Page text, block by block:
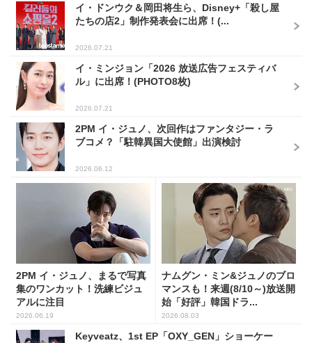
イ・ドンウク＆岡田将生ら、Disney+「殺し屋
たちの店2」制作発表会に出席！(...
2026.07.21
イ・ミンジョン「2026 放送広告フェスティバ
ル」に出席！(PHOTO8枚)
2026.07.21
2PM イ・ジュノ、次回作はファンタジー・ラ
ブコメ？「駐韓異国大使館」出演検討
2026.06.12
2PM イ・ジュノ、まるで写真
集のワンカット！洗練ビジュ
アルに注目
2026.06.19
ナムグン・ミン&ジュノのブロ
マンスも！来週(8/10～)放送開
始「好評」韓国ドラ...
2026.08.03
Keyveatz、1st EP「OXY_GEN」ショーケー